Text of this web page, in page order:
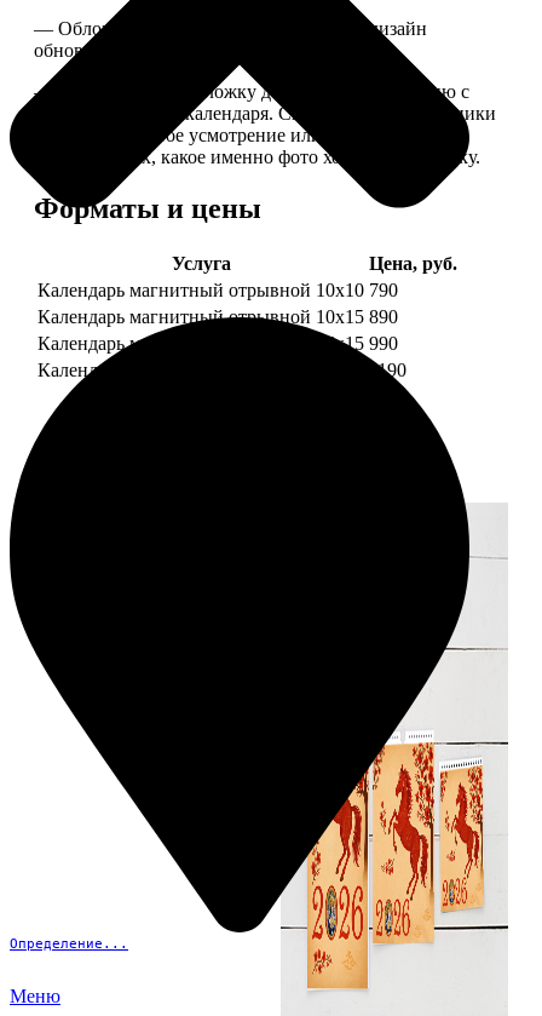
Определение...
Меню
— Обложка для календаря стандартная, дизайн
обновляем каждый год.
— В кружочек на обложку добавляем фотографию с
одной из страниц календаря. Снимок наши сотрудники
выбирают на свое усмотрение или пишите в
комментариях, какое именно фото хотите на обложку.
Форматы и цены
Услуга
Цена, руб.
Календарь магнитный отрывной 10x10 790
Календарь магнитный отрывной 10x15 890
Календарь магнитный отрывной 15x15 990
Календарь магнитный отрывной 15x20
1190